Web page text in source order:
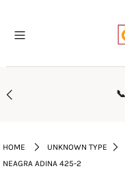
224
HOME UNKNOWN TYPE
NEAGRA ADINA 425-2
Mega Oferte
Barbati